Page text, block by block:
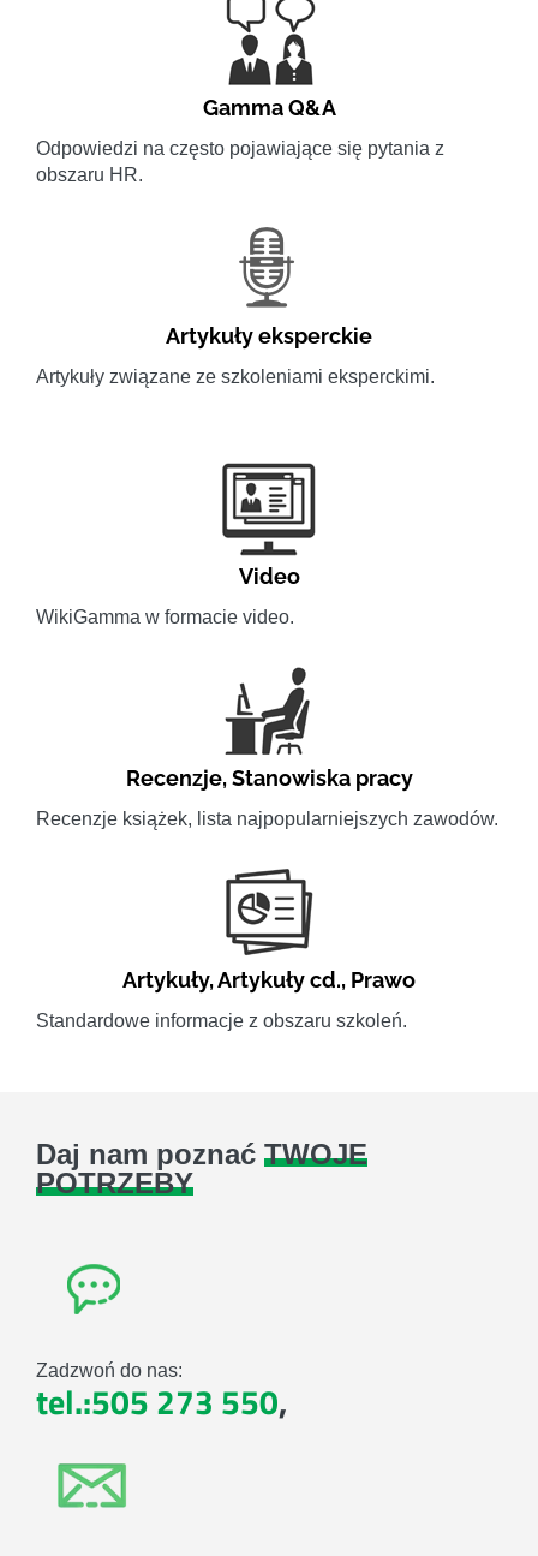
Gamma Q&A
Odpowiedzi na często pojawiające się pytania z
obszaru HR.
Artykuły eksperckie
Artykuły związane ze szkoleniami eksperckimi.
Video
WikiGamma w formacie video.
Recenzje,Stanowiska pracy
Recenzje książek, lista najpopularniejszych zawodów.
Artykuły,Artykuły cd., Prawo
Standardowe informacje z obszaru szkoleń.
Daj nam poznać TWOJE
POTRZEBY
Zadzwoń do nas:
tel.:505 273 550,